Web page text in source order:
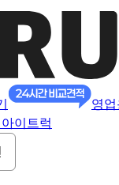
영
아이트럭